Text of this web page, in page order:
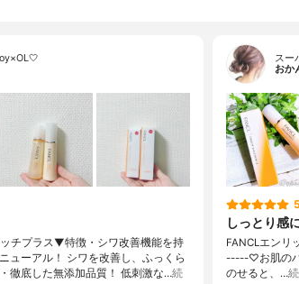
ゲン、スイートピー花エキス、ローズマ
ヘキサ（ヒドロキシステアリン酸／ステ
リチル、トリ（カプリル酸／カプリン酸
セリル、パルミチン酸セチル、トコフェ
ン酸フィトステリル、キサンタンガム、
（Ｃ１０－３０））クロスポリマーＫ、
ン酸ソルビタン
チプラス▼特徴・シワ改善機能を持
ューアル！ シワを改善し、ふっくら
徹底した無添加品質！ 低刺激な…続
スー
おか
しっとり感
FANCLエン
-----♡お肌のハ
のせると、…